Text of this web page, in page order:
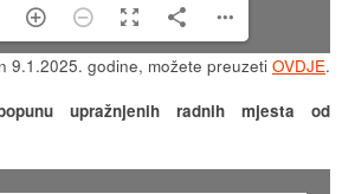
9.1.2025. godine, možete preuzeti OVDJE.
upražnjenih radnih mjesta od